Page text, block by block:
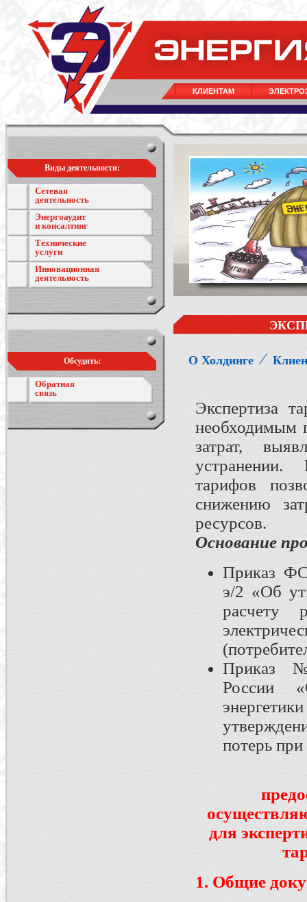
КЛИЕНТАМ
Виды деятельности:
Сетевая
деятельность
Энергоаудит
и консалтинг
Технические
услуги
Инновационная
деятельность
Обсудить:
Обратная
связь
О Холдинге ⁄
Экспертиза
необходимым
затрат,
устранении.
тарифов
снижению
ресурсов.
Основание
Приказ
э/2 «Об
расчету
Приказ
России
потерь при
для
1. Общие